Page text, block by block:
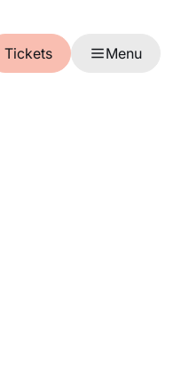
Tickets Menu